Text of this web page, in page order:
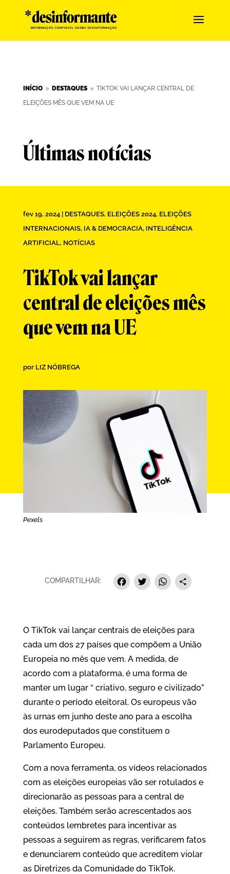
INÍCIO 9 DESTAQUES 9 TIKTOK VAI LANÇAR CENTRAL DE
ELEIÇÕES MÊS QUE VEM NA UE
Últimas notícias
fev 19, 2024| DESTAQUES, ELEIÇÕES 2024, ELEIÇÕES
INTERNACIONAIS, IA & DEMOCRACIA, INTELIGÊNCIA
ARTIFICIAL, NOTÍCIAS
TikTok vai lançar
central de eleições mês
que vem na UE
por LIZ NÓBREGA
Pexels
COMPARTILHAR: Facebook
Twitter
O TikTok vai lançar centrais de eleições para
cada um dos 27 países que compõem a União
Europeia no mês que vem. A medida, de
acordo com a plataforma, é uma forma de
manter um lugar “ criativo, seguro e civilizado”
durante o período eleitoral. Os europeus vão
às urnas em junho deste ano para a escolha
dos eurodeputados que constituem o
Parlamento Europeu.
Com a nova ferramenta, os vídeos relacionados
com as eleições europeias vão ser rotulados e
direcionarão as pessoas para a central de
eleições. Também serão acrescentados aos
conteúdos lembretes para incentivar as
pessoas a seguirem as regras, verificarem fatos
e denunciarem conteúdo que acreditem violar
as Diretrizes da Comunidade do TikTok.